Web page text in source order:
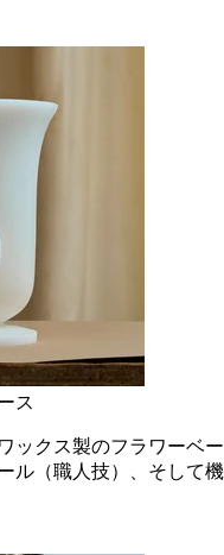
ス
ックス製のフラワーベー
ル（職人技）、そして機